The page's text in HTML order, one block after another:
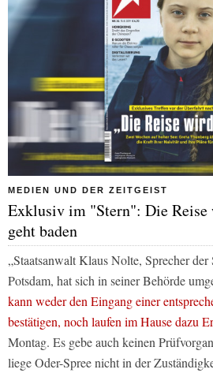
MEDIEN UND DER ZEITGEIST
Exklusiv im "Stern": Die Reise
geht baden
„Staatsanwalt Klaus Nolte, Sprecher der
Potsdam, hat sich in seiner Behörde
kann weder den Eingang einer
bestätigen, noch laufen im Hause dazu
Montag. Es gebe auch keinen
liege Oder-Spree nicht in der